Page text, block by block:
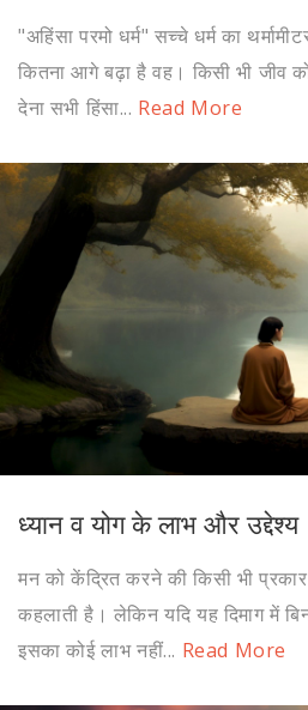
"अहिंसा परमो धर्म" सच्चे धर्म का
कितना आगे बढ़ा है वह। किसी भी जीव
देना सभी हिंसा... Read More
ध्यान व योग के लाभ और उद्देश्य
मन को केंद्रित करने की किसी भी प्रकार
कहलाती है। लेकिन यदि यह दिमाग में
इसका कोई लाभ नहीं... Read More